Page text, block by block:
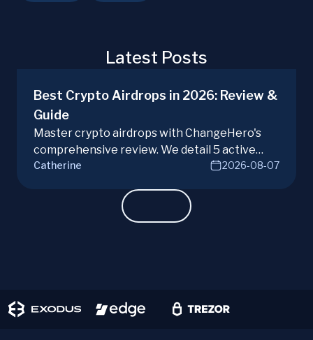
Latest Posts
Best Crypto Airdrops in 2026: Review &
Guide
Master crypto airdrops with ChangeHero's
comprehensive review. We detail 5 active
campaigns, risks, benefits, and a vital checklist
Catherine 2026-08-07